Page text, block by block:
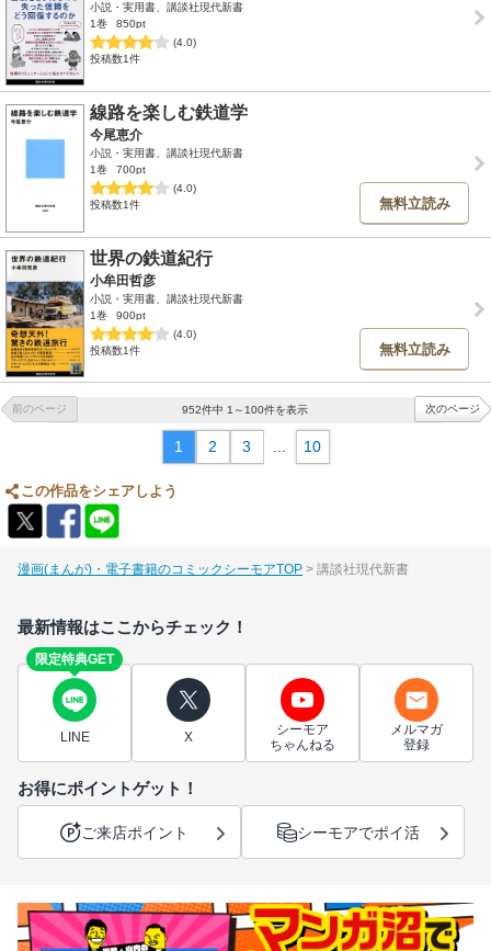
小説・実用書、講談社現代新書
1巻
850pt
(4.0)
投稿数1件
線路を楽しむ鉄道学
今尾恵介
小説・実用書、講談社現代新書
1巻
700pt
(4.0)
投稿数1件
無料立読み
世界の鉄道紀行
小牟田哲彦
小説・実用書、講談社現代新書
1巻
900pt
(4.0)
投稿数1件
無料立読み
前のページ 952件中 1～100件を表示 次のページ
1 2 3 ... 10
この作品をシェアしよう
漫画(まんが)・電子書籍のコミックシーモアTOP 講談社現代新書
最新情報はここからチェック！
限定特典GET
LINE X
シーモア
ちゃんねる
メルマガ
登録
お得にポイントゲット！
ご来店ポイント シーモアでポイ活